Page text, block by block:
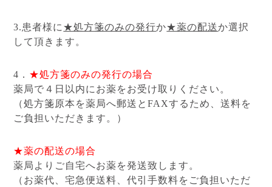
3.患者様に ★処方箋のみの発行か★薬の配送か選択
して頂きます。
4． ★処方箋のみの発行の場合
薬局で４日以内にお薬をお受け取りください。
（処方箋原本を薬局へ郵送とFAXするため、送料を
ご負担いただきます。）
★薬の配送の場合
薬局よりご自宅へお薬を発送致します。
（お薬代、宅急便送料、代引手数料をご負担いただ